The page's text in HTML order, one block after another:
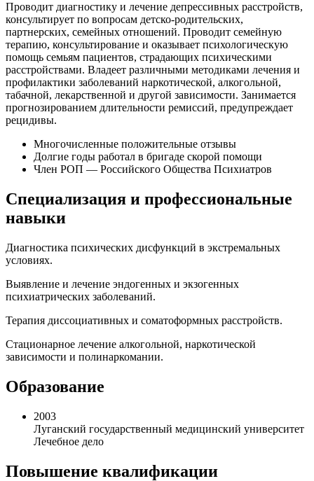
Проводит диагностику и лечение депрессивных расстройств,
консультирует по вопросам детско-родительских,
партнерских, семейных отношений. Проводит семейную
терапию, консультирование и оказывает психологическую
помощь семьям пациентов, страдающих психическими
расстройствами. Владеет различными методиками лечения и
профилактики заболеваний наркотической, алкогольной,
табачной, лекарственной и другой зависимости. Занимается
прогнозированием длительности ремиссий, предупреждает
рецидивы.
Многочисленные положительные отзывы
Долгие годы работал в бригаде скорой помощи
Член РОП — Российского Общества Психиатров
Специализация и профессиональные
навыки
Диагностика психических дисфункций в экстремальных
условиях.
Выявление и лечение эндогенных и экзогенных
психиатрических заболеваний.
Терапия диссоциативных и соматоформных расстройств.
Стационарное лечение алкогольной, наркотической
зависимости и полинаркомании.
Образование
2003
Луганский государственный медицинский университет
Лечебное дело
Повышение квалификации